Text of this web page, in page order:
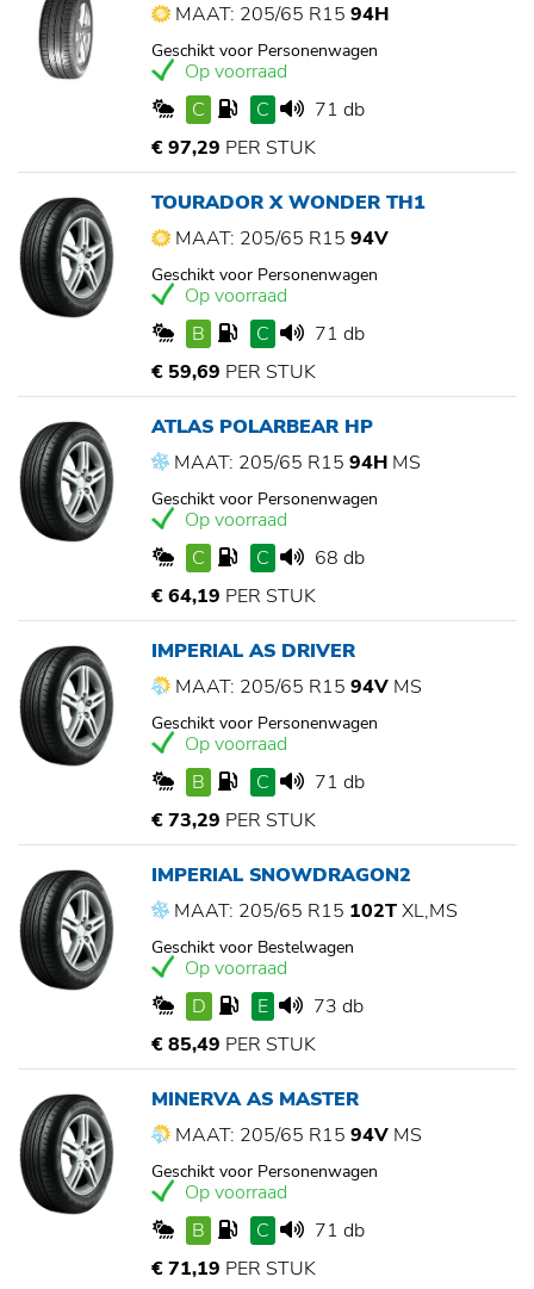
MAAT: 205/65 R15 94H
Geschikt voor Personenwagen
Op voorraad
C
C
71 db
€ 97,29 PER STUK
TOURADOR X WONDER TH1
MAAT: 205/65 R15 94V
Geschikt voor Personenwagen
Op voorraad
B
C
71 db
€ 59,69 PER STUK
ATLAS POLARBEAR HP
MAAT: 205/65 R15 94H MS
Geschikt voor Personenwagen
Op voorraad
C
C
68 db
€ 64,19 PER STUK
IMPERIAL AS DRIVER
MAAT: 205/65 R15 94V MS
Geschikt voor Personenwagen
Op voorraad
B
C
71 db
€ 73,29 PER STUK
IMPERIAL SNOWDRAGON2
MAAT: 205/65 R15 102TXL,MS
Geschikt voor Bestelwagen
Op voorraad
D
E
73 db
€ 85,49 PER STUK
MINERVA AS MASTER
MAAT: 205/65 R15 94V MS
Geschikt voor Personenwagen
Op voorraad
B
C
71 db
€ 71,19 PER STUK